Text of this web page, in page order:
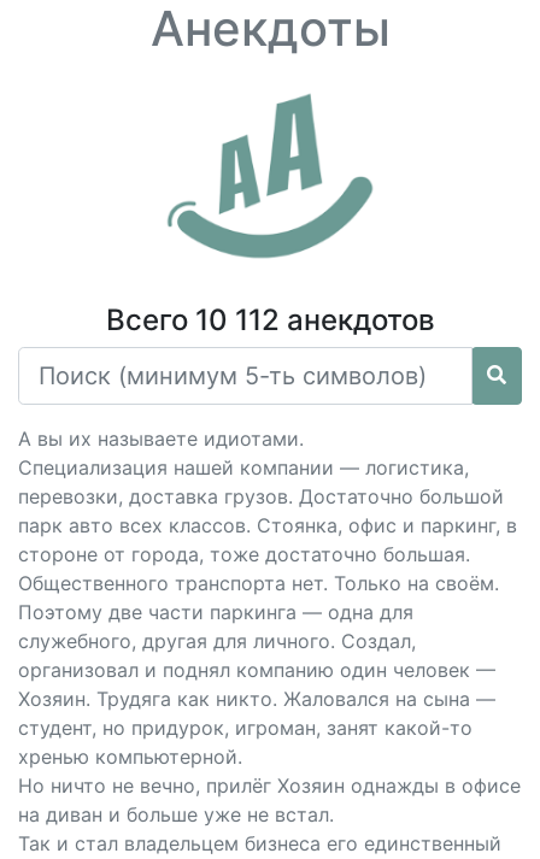
Анекдоты
Всего 10 112 анекдотов
А вы их называете идиотами.
Специализация нашей компании — логистика,
перевозки, доставка грузов. Достаточно большой
парк авто всех классов. Стоянка, офис и паркинг, в
стороне от города, тоже достаточно большая.
Общественного транспорта нет. Только на своём.
Поэтому две части паркинга — одна для
служебного, другая для личного. Создал,
организовал и поднял компанию один человек —
Хозяин. Трудяга как никто. Жаловался на сына —
студент, но придурок, игроман, занят какой-то
хренью компьютерной.
Но ничто не вечно, прилёг Хозяин однажды в офисе
на диван и больше уже не встал.
Так и стал владельцем бизнеса его единственный